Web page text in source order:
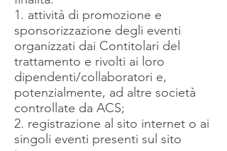
1. attività di promozione e
sponsorizzazione degli eventi
organizzati dai Contitolari del
trattamento e rivolti ai loro
dipendenti/collaboratori e,
potenzialmente, ad altre società
controllate da ACS;
2. registrazione al sito internet o ai
singoli eventi presenti sul sito